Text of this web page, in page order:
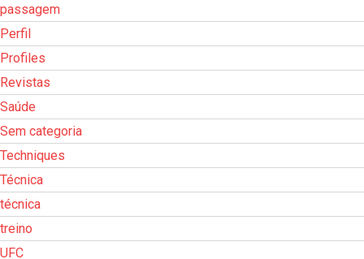
passagem
Perfil
Profiles
Revistas
Saúde
Sem categoria
Techniques
Técnica
técnica
treino
UFC